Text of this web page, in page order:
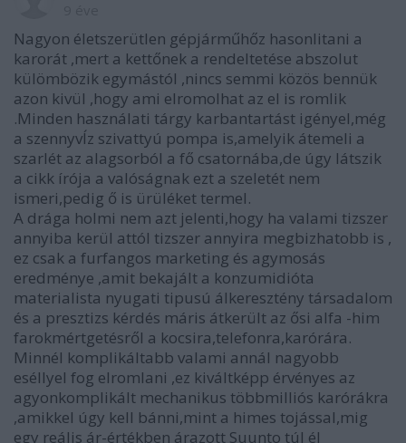
Nagyon életszerütlen gépjárműhőz hasonlitani a
karorát ,mert a kettőnek a rendeltetése abszolut
külömbözik egymástól ,nincs semmi közös bennük
azon kivül ,hogy ami elromolhat az el is romlik
.Minden használati tárgy karbantartást igényel,még
a szennyvÍz szivattyú pompa is,amelyik átemeli a
szarlét az alagsorból a fő csatornába,de úgy látszik
a cikk írója a valóságnak ezt a szeletét nem
ismeri,pedig ő is ürüléket termel.
A drága holmi nem azt jelenti,hogy ha valami tizszer
annyiba kerül attól tizszer annyira megbizhatobb is ,
ez csak a furfangos marketing és agymosás
eredménye ,amit bekajált a konzumidióta
materialista nyugati tipusú álkeresztény társadalom
és a presztizs kérdés máris átkerült az ősi alfa -him
farokmértgetésről a kocsira,telefonra,karórára.
Minnél komplikáltabb valami annál nagyobb
eséllyel fog elromlani ,ez kiváltképp érvényes az
agyonkomplikált mechanikus többmilliós karórákra
,amikkel úgy kell bánni,mint a himes tojással,mig
egy reális ár-értékben árazott Suunto túl él